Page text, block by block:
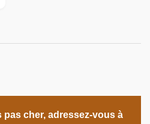
cher, adressez-vous à